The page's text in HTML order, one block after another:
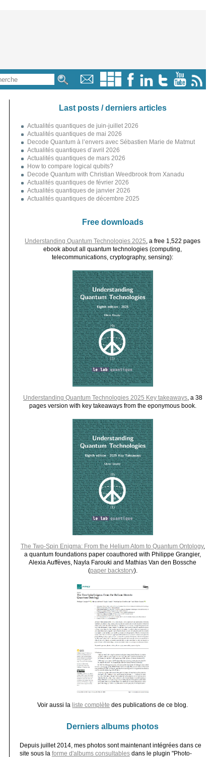
Last posts / derniers articles
Actualités quantiques de juin-juillet 2026
Actualités quantiques de mai 2026
Decode Quantum à l’envers avec Sébastien Marie de Matmut
Actualités quantiques d’avril 2026
Actualités quantiques de mars 2026
How to compare logical qubits?
Decode Quantum with Christian Weedbrook from Xanadu
Actualités quantiques de février 2026
Actualités quantiques de janvier 2026
Actualités quantiques de décembre 2025
Free downloads
Understanding Quantum Technologies 2025 , a free 1,522 pages
ebook about all quantum technologies (computing,
telecommunications, cryptography, sensing):
Understanding Quantum Technologies 2025 Key takeaways, a 38
pages version with key takeaways from the eponymous book.
The Two-Spin Enigma: From the Helium Atom to Quantum Ontology,
a quantum foundations paper coauthored with Philippe Grangier,
Alexia Auffèves, Nayla Farouki and Mathias Van den Bossche
(paper backstory).
Voir aussi la liste complète des publications de ce blog.
Derniers albums photos
Depuis juillet 2014, mes photos sont maintenant intégrées dans ce
site sous la forme d'albums consultablesdans le plugin "Photo-